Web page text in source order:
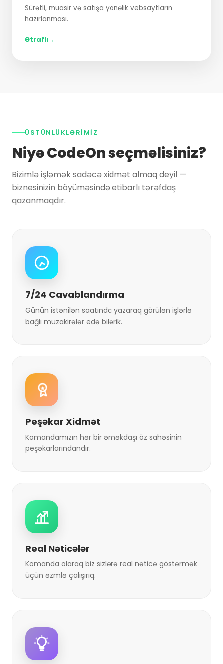
Sürətli, müasir və satışa yönəlik vebsaytların
hazırlanması.
Ətraflı
ÜSTÜNLÜKLƏRIMIZ
NiyəCodeOnseçməlisiniz?
Bizimlə işləmək sadəcə xidmət almaq deyil —
biznesinizin böyüməsində etibarlı tərəfdaş
qazanmaqdır.
7/24 Cavablandırma
Günün istənilən saatında yazaraq görülən işlərlə
bağlı müzakirələr edə bilərik.
Peşəkar Xidmət
Komandamızın hər bir əməkdaşı öz sahəsinin
peşəkarlarındandır.
Real Nəticələr
Komanda olaraq biz sizlərə real nəticə göstərmək
üçün əzmlə çalışırıq.